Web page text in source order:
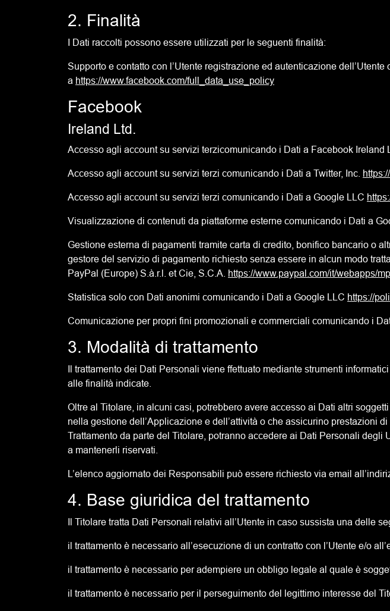
2. Finalità
I Dati raccolti possono essere utilizzati per le seguenti finalità:
Supporto e contatto con l’Utente registrazione ed autenticazione
a https://www.facebook.com/full_data_use_policy
Facebook
Ireland Ltd.
Accesso agli account su servizi terzicomunicando i Dati a Facebook Ireland
Accesso agli account su servizi terzi comunicando i Dati a Twitter, Inc.
Accesso agli account su servizi terzi comunicando i Dati a Google LLC
Visualizzazione di contenuti da piattaforme esterne comunicando i Dati a
Gestione esterna di pagamenti tramite carta di credito, bonifico bancario o
gestore del servizio di pagamento richiesto senza essere in alcun modo
PayPal (Europe) S.à.r.l. et Cie, S.C.A. https://www.paypal.com/it/webapps/
Statistica solo con Dati anonimi comunicando i Dati a Google LLC https://
Comunicazione per propri fini promozionali e commerciali comunicando i
3. Modalità di trattamento
Il trattamento dei Dati Personali viene ffettuato mediante strumenti
alle finalità indicate.
Oltre al Titolare, in alcuni casi, potrebbero avere accesso ai Dati altri
nella gestione dell’Applicazione e dell’attività o che assicurino prestazioni
Trattamento da parte del Titolare, potranno accedere ai Dati Personali
a mantenerli riservati.
L’elenco aggiornato dei Responsabili può essere richiesto via email
4. Base giuridica del trattamento
Il Titolare tratta Dati Personali relativi all’Utente in caso sussista una delle
il trattamento è necessario all’esecuzione di un contratto con l’Utente e/o
il trattamento è necessario per adempiere un obbligo legale al quale è
il trattamento è necessario per il perseguimento del legittimo interesse del